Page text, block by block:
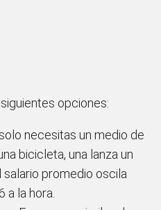
opciones:
necesitas un medio de
bicicleta, una lanza un
salario promedio oscila
a la hora.